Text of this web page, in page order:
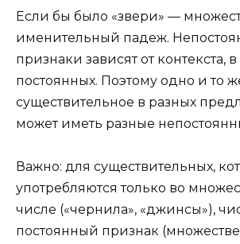
Если бы было «звери» —
именительный падеж.
признаки зависят от контекста,
постоянных. Поэтому одно и то
существительное в разных
может иметь разные
Важно: для существительных,
употребляются только во
числе («чернила», «джинсы»),
постоянный признак